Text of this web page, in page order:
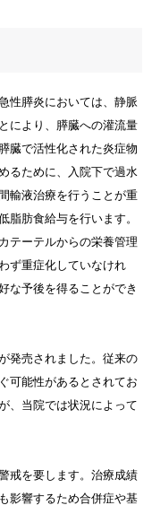
性膵炎においては、静脈
により、膵臓への灌流量
臓で活性化された炎症物
るために、入院下で過水
輸液治療を行うことが重
脂肪食給与を行います。
テーテルからの栄養管理
ず重症化していなけれ
な予後を得ることができ
発売されました。従来の
可能性があるとされてお
、当院では状況によって
戒を要します。治療成績
影響するため合併症や基